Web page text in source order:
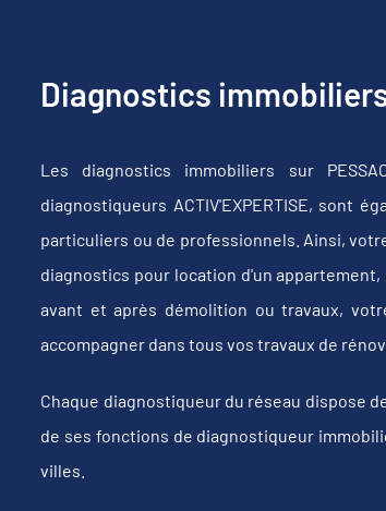
Diagnostics
Les diagnostics immobiliers sur
diagnostiqueurs ACTIV'EXPERTISE, sont
particuliers ou de professionnels. Ainsi,
diagnostics pour location d'un
avant et après démolition ou travaux, votre
accompagner dans tous vos travaux de
Chaque diagnostiqueur du réseau dispose
de ses fonctions de diagnostiqueur
villes.